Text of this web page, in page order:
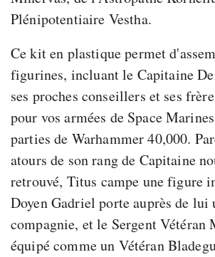
Plénipotentiaire Vestha.
Ce kit en plastique permet
figurines, incluant le Capitaine
ses proches conseillers et ses
pour vos armées de Space
parties de Warhammer 40,000.
atours de son rang de Capitaine
retrouvé, Titus campe une figure
Doyen Gadriel porte auprès de lui
compagnie, et le Sergent Vétéran
équipé comme un Vétéran